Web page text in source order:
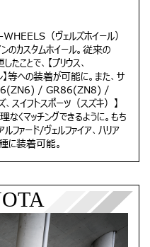
（ヴェルズホイール）
のカスタムホイール。従来の
ことで、【プリウス、
等への装着が可能に。また、サ
【86(ZN6) / GR86(ZN8) /
スイフトスポーツ（スズキ）】
なくマッチングできるように。もち
ファード/ヴェルファイア、ハリア
に装着可能。